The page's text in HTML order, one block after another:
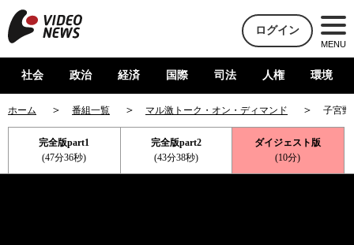
ログイン
MENU
社会 政治 経済 国際 司法 人権 環境
ホーム 番組一覧 マル激トーク・オン・ディマンド 子宮頸
完全版part1
(47分36秒)
完全版part2
(43分38秒)
ダイジェスト版
(10分)